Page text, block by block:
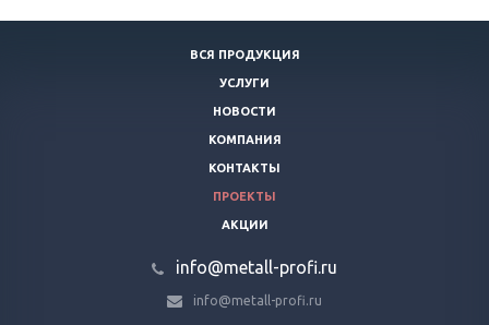
ВСЯ ПРОДУКЦИЯ
УСЛУГИ
НОВОСТИ
КОМПАНИЯ
КОНТАКТЫ
ПРОЕКТЫ
АКЦИИ
info@metall-profi.ru
info@metall-profi.ru